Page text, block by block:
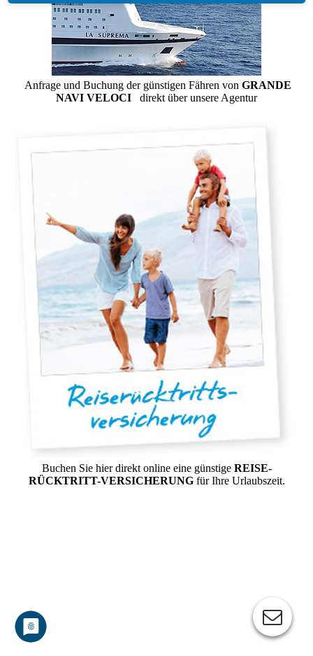
Anfrage und Buchung der günstigen Fähren von GRANDE
NAVI VELOCI direkt über unsere Agentur
Buchen Sie hier direkt online eine günstige REISE-
RÜCKTRITT-VERSICHERUNGfür Ihre Urlaubszeit.